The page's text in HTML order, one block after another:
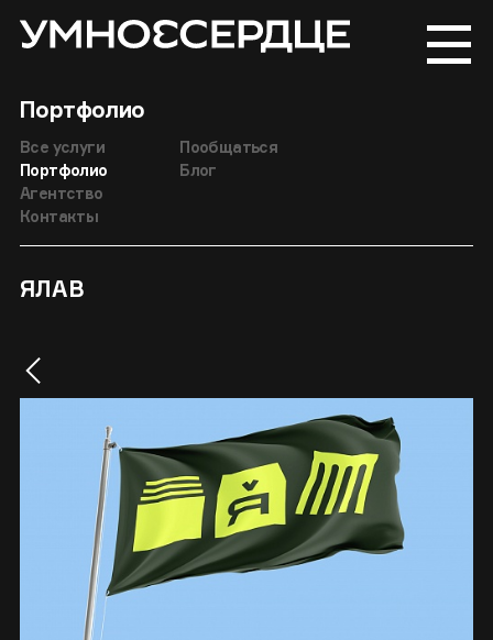
Портфолио
Все услуги
Портфолио
Агентство
Контакты
Пообщаться
Блог
ЯЛАВ